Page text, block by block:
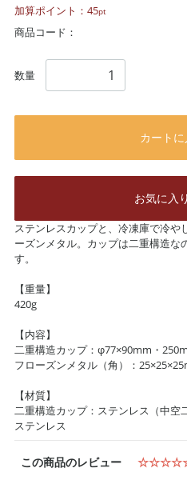
加算ポイント： 45pt
商品コード：
数量
カート
お気に入
ステンレスカップと、冷凍庫で冷や
ーズンメタル。カップは二重構造な
す。
【重量】
420g
【内容】
二重構造カップ：φ77×90mm・
フローズンメタル（角）：
【材質】
二重構造カップ：ステンレス（中空
ステンレス
この商品のレビュー